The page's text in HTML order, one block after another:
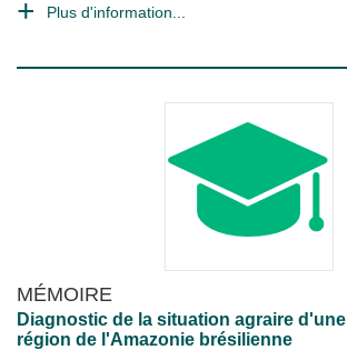
Plus d'information...
MÉMOIRE
Diagnostic de la situation agraire d'une
région de l'Amazonie brésilienne